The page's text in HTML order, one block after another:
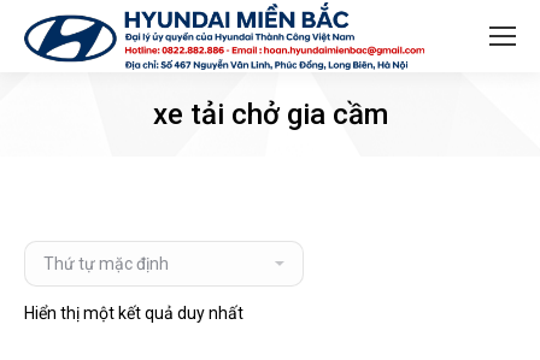
Search:
xe tải chở gia cầm
Hiển thị một kết quả duy nhất